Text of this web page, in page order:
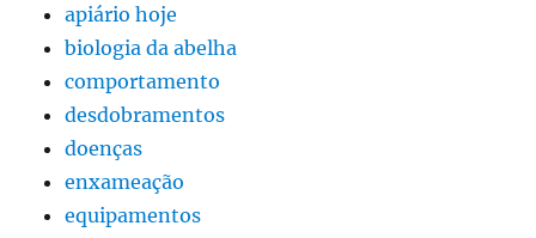
apiário hoje
biologia da abelha
comportamento
desdobramentos
doenças
enxameação
equipamentos